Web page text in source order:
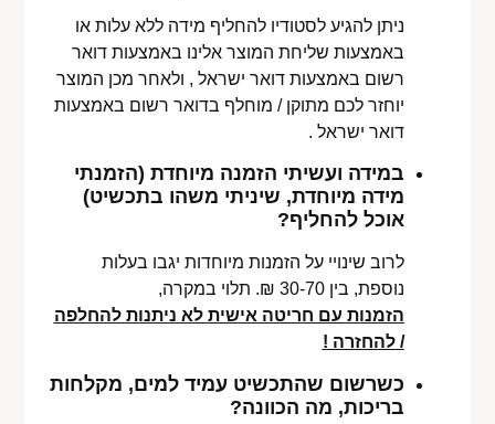
ניתן להגיע לסטודיו להחליף מידה ללא עלות או
באמצעות שליחת המוצר אלינו באמצעות דואר
רשום באמצעות דואר ישראל , ולאחר מכן המוצר
יוחזר לכם מתוקן / מוחלף בדואר רשום באמצעות
דואר ישראל .
במידה ועשיתי הזמנה מיוחדת (הזמנתי
מידה מיוחדת, שיניתי משהו בתכשיט)
אוכל להחליף?
לרוב שינויי על הזמנות מיוחדות יגבו בעלות
נוספת, בין 30-70 ₪. תלוי במקרה,
הזמנות עם חריטה אישית לא ניתנות להחלפה
/ להחזרה !
כשרשום שהתכשיט עמיד למים, מקלחות
בריכות, מה הכוונה?